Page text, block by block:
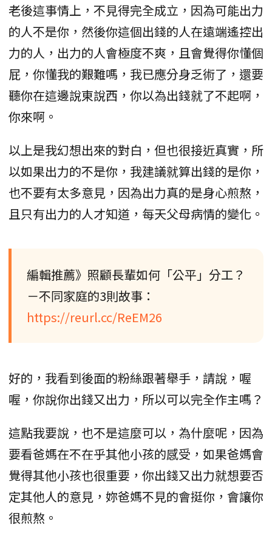
老後這事情上，不見得完全成立，因為可能出力
的人不是你，然後你這個出錢的人在遠端遙控出
力的人，出力的人會極度不爽，且會覺得你懂個
屁，你懂我的艱難嗎，我已應分身乏術了，還要
聽你在這邊說東說西，你以為出錢就了不起啊，
你來啊。
以上是我幻想出來的對白，但也很接近真實，所
以如果出力的不是你，我建議就算出錢的是你，
也不要有太多意見，因為出力真的是身心煎熬，
且只有出力的人才知道，每天父母病情的變化。
編輯推薦》照顧長輩如何「公平」分工？
－不同家庭的3則故事：
https://reurl.cc/ReEM26
好的，我看到後面的粉絲跟著舉手，請說，喔
喔，你說你出錢又出力，所以可以完全作主嗎？
這點我要說，也不是這麼可以，為什麼呢，因為
要看爸媽在不在乎其他小孩的感受，如果爸媽會
覺得其他小孩也很重要，你出錢又出力就想要否
定其他人的意見，妳爸媽不見的會挺你，會讓你
很煎熬。